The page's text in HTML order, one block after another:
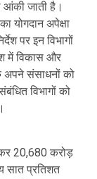
आंकी जाती है।
योगदान अपेक्षा
पर इन विभागों
में विकास और
अपने संसाधनों को
विभागों को
20,680 करोड़
सात प्रतिशत